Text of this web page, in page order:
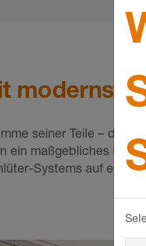
seiner Teile – das
ein maßgebliches
Systems auf echte